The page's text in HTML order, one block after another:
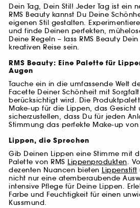
Dein Tag, Dein Stil! Jeder Tag ist ein
RMS Beauty kannst Du Deine
eigenen Stil gestalten.
und finde Deinen perfekten,
Deine Regeln – lass RMS Beauty
kreativen Reise sein.
RMS Beauty: Eine Palette für
Augen
Tauche ein in die umfassende Welt
Facette Deiner Schönheit mit
berücksichtigt wird. Die
Make-up für die Lippen, das Gesicht
sicherzustellen, dass Du für jeden
Stimmung das perfekte Make-up von
Lippen, die Sprechen
Gib Deinen Lippen eine Stimme mit
Palette von RMS Lippenprodukten.
dezenten Nuancen bieten Lippenstift
nicht nur eine atemberaubende
intensive Pflege für Deine Lippen.
Farbe und Feuchtigkeit für einen
Kussmund.